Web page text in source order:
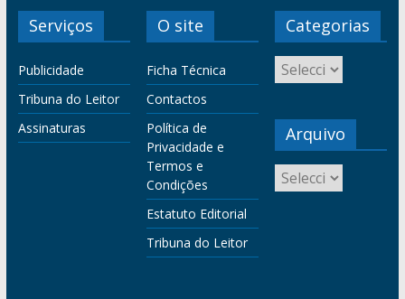
Serviços
Publicidade
Tribuna do Leitor
Assinaturas
O site
Ficha Técnica
Contactos
Política de
Privacidade e
Termos e
Condições
Estatuto Editorial
Tribuna do Leitor
Categorias
Arquivo